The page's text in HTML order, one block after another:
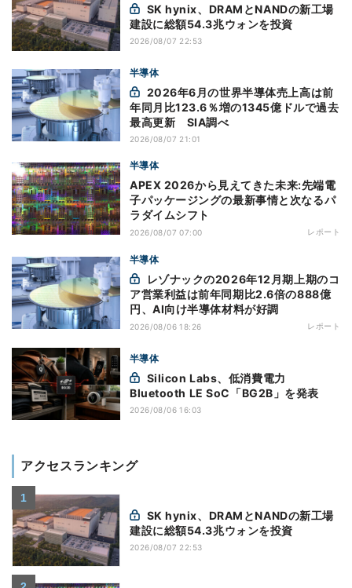
建設に総額54.3兆ウォンを投資
2026/08/07 22:53
半導体
年同月比123.6％増の1345億ドルで過去
最高更新 SIA調べ
2026/08/07 21:01
半導体
APEX 2026から見えてきた未来:先端電
子パッケージングの最新事情と次なるパ
ラダイムシフト
2026/08/07 07:00 レポート
半導体
ア営業利益は前年同期比2.6倍の888億
円、AI向け半導体材料が好調
2026/08/06 18:26 レポート
半導体
Bluetooth LE SoC「BG2B」を発表
2026/08/06 16:03
アクセスランキング
建設に総額54.3兆ウォンを投資
2026/08/07 22:53